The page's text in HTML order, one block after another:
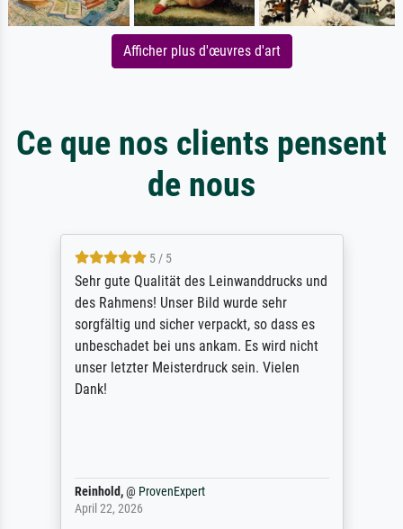
Afficher plus d'œuvres d'art
Ce que nos clients pensent
de nous
5 / 5
Sehr gute Qualität des Leinwanddrucks und
des Rahmens! Unser Bild wurde sehr
sorgfältig und sicher verpackt, so dass es
unbeschadet bei uns ankam. Es wird nicht
unser letzter Meisterdruck sein. Vielen
Dank!
Reinhold,@ ProvenExpert
April 22, 2026